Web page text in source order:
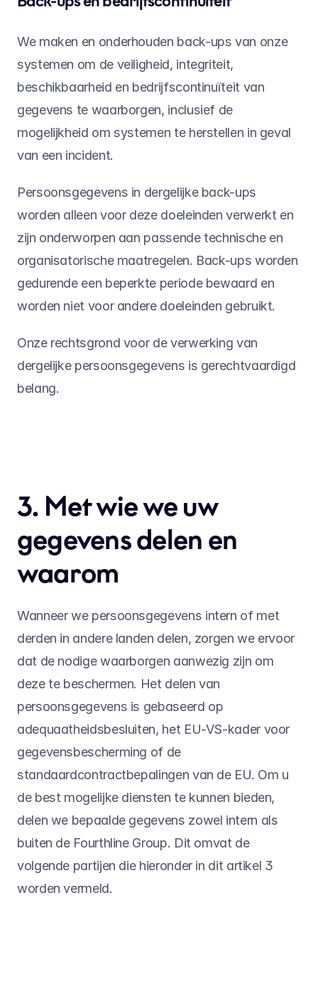
We maken en onderhouden back-ups van onze
systemen om de veiligheid, integriteit,
beschikbaarheid en bedrijfscontinuïteit van
gegevens te waarborgen, inclusief de
mogelijkheid om systemen te herstellen in geval
van een incident.
Persoonsgegevens in dergelijke back-ups
worden alleen voor deze doeleinden verwerkt en
zijn onderworpen aan passende technische en
organisatorische maatregelen. Back-ups worden
gedurende een beperkte periode bewaard en
worden niet voor andere doeleinden gebruikt.
Onze rechtsgrond voor de verwerking van
dergelijke persoonsgegevens is gerechtvaardigd
belang.
3. Met wie we uw
gegevens delen en
waarom
Wanneer we persoonsgegevens intern of met
derden in andere landen delen, zorgen we ervoor
dat de nodige waarborgen aanwezig zijn om
deze te beschermen. Het delen van
persoonsgegevens is gebaseerd op
adequaatheidsbesluiten, het EU-VS-kader voor
gegevensbescherming of de
standaardcontractbepalingen van de EU. Om u
de best mogelijke diensten te kunnen bieden,
delen we bepaalde gegevens zowel intern als
buiten de Fourthline Group. Dit omvat de
volgende partijen die hieronder in dit artikel 3
worden vermeld.